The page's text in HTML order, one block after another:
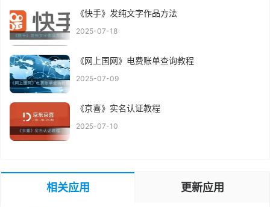
《快手》发纯文字作品方法
2025-07-18
《网上国网》电费账单查询教程
2025-07-09
《京喜》实名认证教程
2025-07-10
相关应用 更新应用